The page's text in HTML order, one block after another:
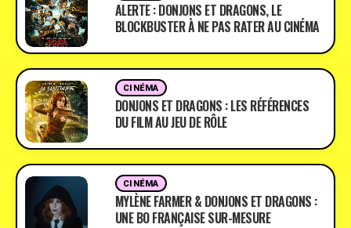
ALERTE : DONJONS ET DRAGONS, LE
BLOCKBUSTER À NE PAS RATER AU CINÉMA
CINÉMA
DONJONS ET DRAGONS : LES RÉFÉRENCES
DU FILM AU JEU DE RÔLE
CINÉMA
MYLÈNE FARMER & DONJONS ET DRAGONS :
UNE BO FRANÇAISE SUR-MESURE